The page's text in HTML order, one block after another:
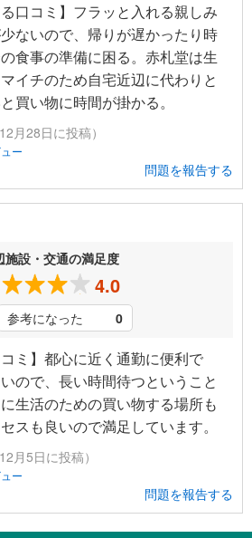
口コミ】フラッと入れる親しみ
ないので、帰りが遅かったり時
食事の準備に困る。赤札堂は生
イチのため自宅近辺に代わりと
買い物に時間が掛かる。
月28日に投稿）
ー
問題を報告する
施設・交通の満足度
4.0
参考になった 0
ミ】都心に近く通勤に便利で
ので、長い時間待つということ
生活のための買い物する場所も
スも良いので満足しています。
月5日に投稿）
ー
問題を報告する